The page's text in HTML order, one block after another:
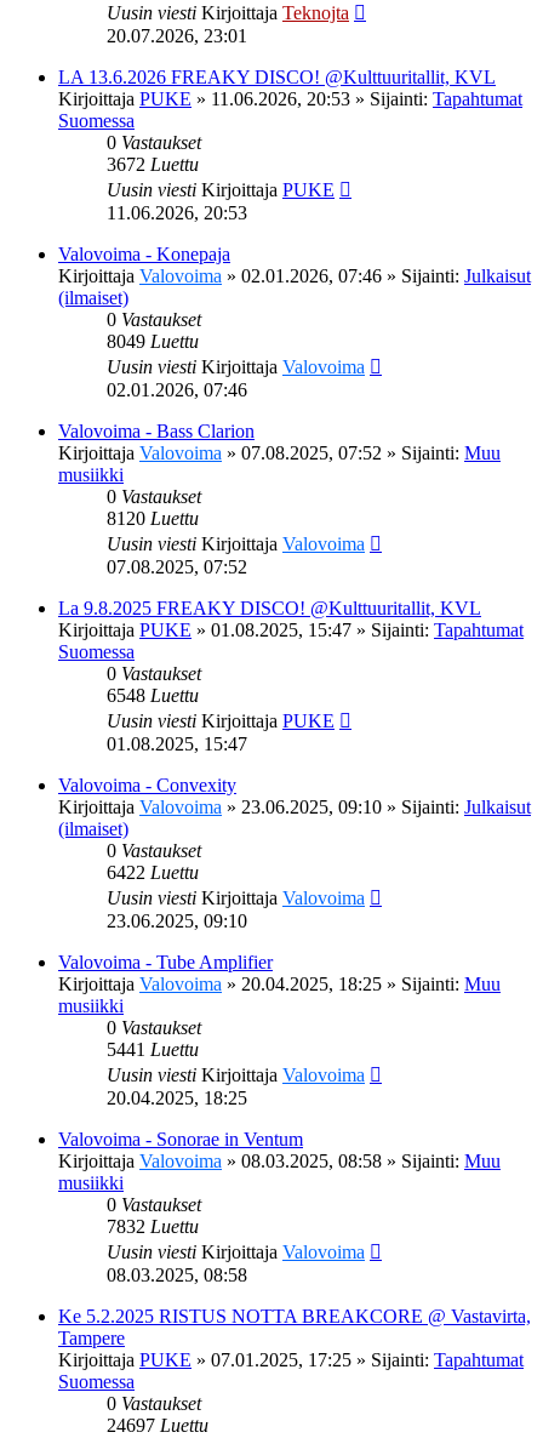
Uusin viesti Kirjoittaja Teknojta
20.07.2026, 23:01
LA 13.6.2026 FREAKY DISCO! @Kulttuuritallit, KVL
Kirjoittaja PUKE » 11.06.2026, 20:53 » Sijainti: Tapahtumat
Suomessa
0 Vastaukset
3672 Luettu
Uusin viesti Kirjoittaja PUKE
11.06.2026, 20:53
Valovoima - Konepaja
Kirjoittaja Valovoima » 02.01.2026, 07:46 » Sijainti: Julkaisut
(ilmaiset)
0 Vastaukset
8049 Luettu
Uusin viesti Kirjoittaja Valovoima
02.01.2026, 07:46
Valovoima - Bass Clarion
Kirjoittaja Valovoima » 07.08.2025, 07:52 » Sijainti: Muu
musiikki
0 Vastaukset
8120 Luettu
Uusin viesti Kirjoittaja Valovoima
07.08.2025, 07:52
La 9.8.2025 FREAKY DISCO! @Kulttuuritallit, KVL
Kirjoittaja PUKE » 01.08.2025, 15:47 » Sijainti: Tapahtumat
Suomessa
0 Vastaukset
6548 Luettu
Uusin viesti Kirjoittaja PUKE
01.08.2025, 15:47
Valovoima - Convexity
Kirjoittaja Valovoima » 23.06.2025, 09:10 » Sijainti: Julkaisut
(ilmaiset)
0 Vastaukset
6422 Luettu
Uusin viesti Kirjoittaja Valovoima
23.06.2025, 09:10
Valovoima - Tube Amplifier
Kirjoittaja Valovoima » 20.04.2025, 18:25 » Sijainti: Muu
musiikki
0 Vastaukset
5441 Luettu
Uusin viesti Kirjoittaja Valovoima
20.04.2025, 18:25
Valovoima - Sonorae in Ventum
Kirjoittaja Valovoima » 08.03.2025, 08:58 » Sijainti: Muu
musiikki
0 Vastaukset
7832 Luettu
Uusin viesti Kirjoittaja Valovoima
08.03.2025, 08:58
Ke 5.2.2025 RISTUS NOTTA BREAKCORE @ Vastavirta,
Tampere
Kirjoittaja PUKE » 07.01.2025, 17:25 » Sijainti: Tapahtumat
Suomessa
0 Vastaukset
24697 Luettu